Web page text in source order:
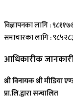
विज्ञापनका लागि :
समाचारका लागि :
आधिकारीक
श्री विनायक श्री मीडिया
प्रा.लि.द्वारा सन्चालित